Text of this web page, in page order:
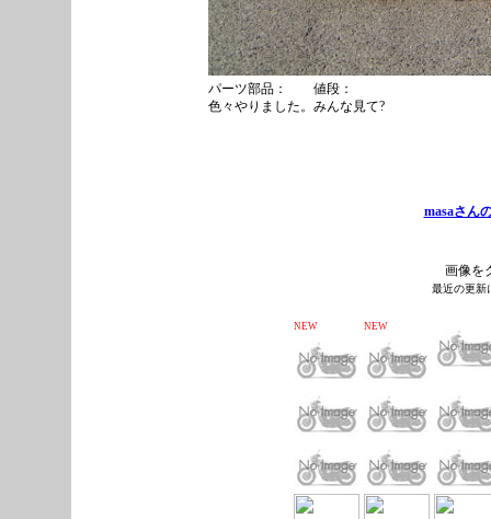
パーツ部品： 値段：
色々やりました。みんな見て?
masaさん
画像を
最近の更新
NEW NEW